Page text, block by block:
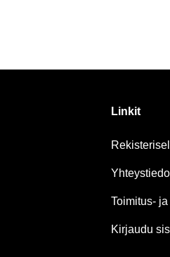
Linkit
Toimitus-
Kirjaudu